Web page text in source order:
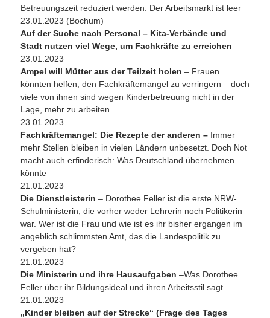
Betreuungszeit reduziert werden. Der Arbeitsmarkt ist leer
23.01.2023 (Bochum)
Auf der Suche nach Personal – Kita-Verbände und
Stadt nutzen viel Wege, um Fachkräfte zu erreichen
23.01.2023
Ampel will Mütter aus der Teilzeit holen – Frauen
könnten helfen, den Fachkräftemangel zu verringern – doch
viele von ihnen sind wegen Kinderbetreuung nicht in der
Lage, mehr zu arbeiten
23.01.2023
Fachkräftemangel: Die Rezepte der anderen – Immer
mehr Stellen bleiben in vielen Ländern unbesetzt. Doch Not
macht auch erfinderisch: Was Deutschland übernehmen
könnte
21.01.2023
Die Dienstleisterin – Dorothee Feller ist die erste NRW-
Schulministerin, die vorher weder Lehrerin noch Politikerin
war. Wer ist die Frau und wie ist es ihr bisher ergangen im
angeblich schlimmsten Amt, das die Landespolitik zu
vergeben hat?
21.01.2023
Die Ministerin und ihre Hausaufgaben –Was Dorothee
Feller über ihr Bildungsideal und ihren Arbeitsstil sagt
21.01.2023
„Kinder bleiben auf der Strecke“ (Frage des Tages